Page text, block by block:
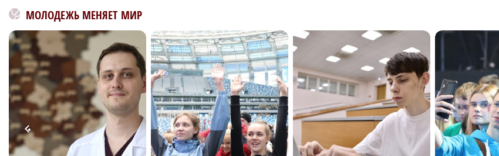
МОЛОДЕЖЬ МЕНЯЕТ МИР